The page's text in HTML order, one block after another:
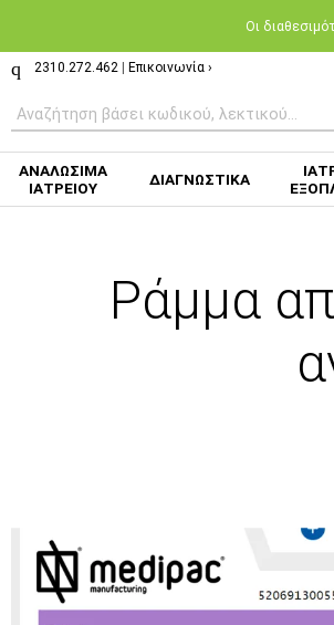
Oι
2310.272.462 Επικοινωνία ›
ΑΝΑΛΩΣΙΜΑ
ΙΑΤΡΕΙΟΥ
ΔΙΑΓΝΩΣΤΙΚΑ
Ράμμα